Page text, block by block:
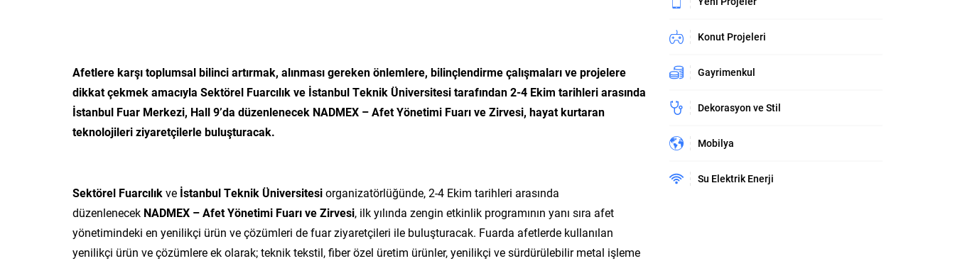
Afetlere karşı toplumsal bilinci artırmak, alınması gereken önlemlere, bilinçlendirme çalışmaları ve projelere
dikkat çekmek amacıyla Sektörel Fuarcılık ve İstanbul Teknik Üniversitesi tarafından 2-4 Ekim tarihleri arasında
İstanbul Fuar Merkezi, Hall 9’da düzenlenecek NADMEX – Afet Yönetimi Fuarı ve Zirvesi, hayat kurtaran
teknolojileri ziyaretçilerle buluşturacak.
Sektörel Fuarcılıkve İstanbul Teknik Üniversitesiorganizatörlüğünde, 2-4 Ekim tarihleri arasında
düzenlenecek NADMEX – Afet Yönetimi Fuarı ve Zirvesi, ilk yılında zengin etkinlik programının yanı sıra afet
yönetimindeki en yenilikçi ürün ve çözümleri de fuar ziyaretçileri ile buluşturacak. Fuarda afetlerde kullanılan
yenilikçi ürün ve çözümlere ek olarak; teknik tekstil, fiber özel üretim ürünler, yenilikçi ve sürdürülebilir metal işleme
Konut Projeleri
Gayrimenkul
Dekorasyon ve Stil
Mobilya
Su Elektrik Enerji